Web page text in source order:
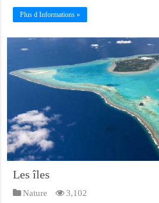
Plus d Informations »
Les îles
Nature 3,102